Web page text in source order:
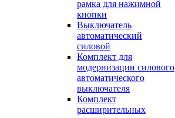
рамка для нажимной
кнопки
Выключатель
автоматический
силовой
Комплект для
модернизации силового
автоматического
выключателя
Комплект
расширительных